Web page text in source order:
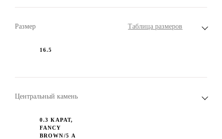
Размер Таблица размеров
16.5
Центральный камень
0.3 КАРАТ,
FANCY
BROWN/5 А